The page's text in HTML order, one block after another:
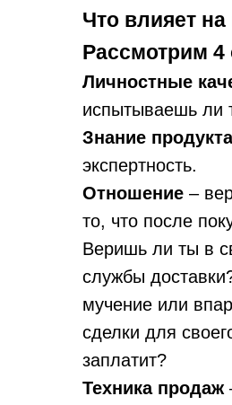
Что влияет
Рассмотрим 4
Личностные
испытываешь ли
Знание продукта
экспертность.
Отношение –
то, что после
Веришь ли ты в
службы
мучение или
сделки для
заплатит?
Техника продаж